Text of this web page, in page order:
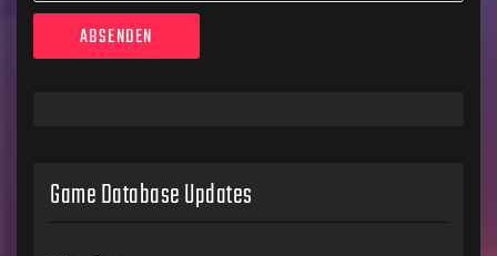
Game Database Updates